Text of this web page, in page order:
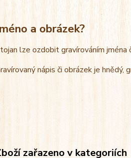
a obrázek?
lze ozdobit gravírováním
nápis či obrázek je hnědý,
zařazeno v kategoriích